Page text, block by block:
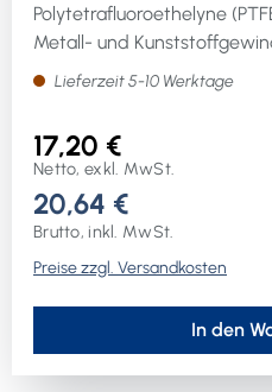
Polytetrafluoroethelyne
Metall- und
Temperaturbeständigkeit -
technische Eigenschaften:·
Lieferzeit 5-10 Werktage
17,20 €
Netto, exkl. MwSt.
20,64 €
Brutto, inkl. MwSt.
Preise zzgl. Versandkosten
In den